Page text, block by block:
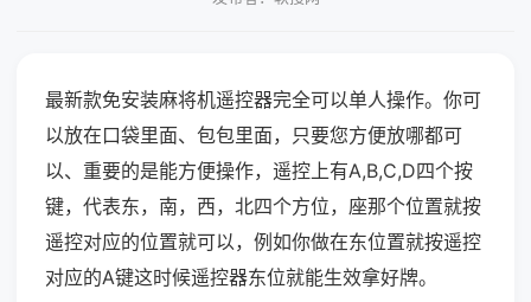
最新款免安装麻将机遥控器完全可以单人操作。你可
以放在口袋里面、包包里面，只要您方便放哪都可
以、重要的是能方便操作，遥控上有A,B,C,D四个按
键，代表东，南，西，北四个方位，座那个位置就按
遥控对应的位置就可以，例如你做在东位置就按遥控
对应的A键这时候遥控器东位就能生效拿好牌。